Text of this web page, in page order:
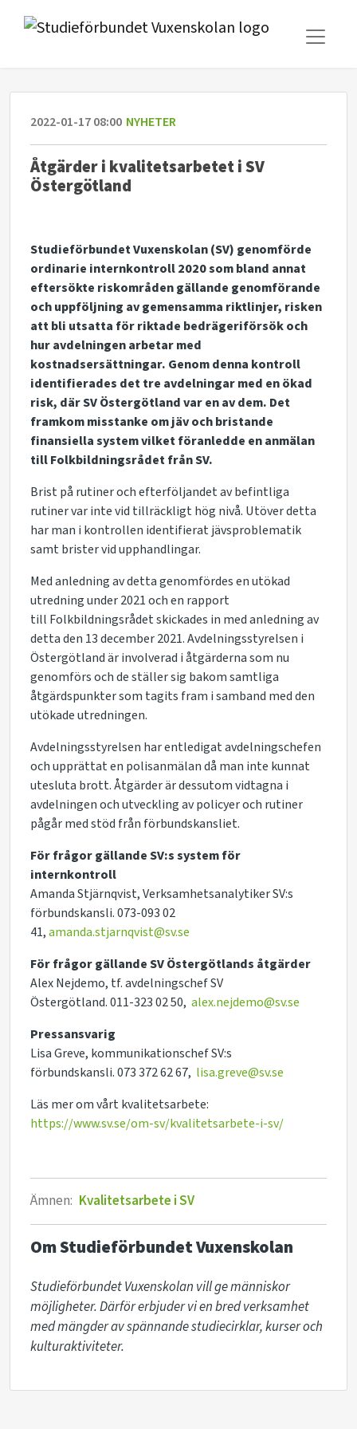
2022-01-17 08:00 NYHETER
Åtgärder i kvalitetsarbetet i SV
Östergötland
Studieförbundet Vuxenskolan (SV) genomförde
ordinarie internkontroll 2020 som bland annat
eftersökte riskområden gällande genomförande
och uppföljning av gemensamma riktlinjer, risken
att bli utsatta för riktade bedrägeriförsök och
hur avdelningen arbetar med
kostnadsersättningar. Genom denna kontroll
identifierades det tre avdelningar med en ökad
risk, där SV Östergötland var en av dem. Det
framkom misstanke om jäv och bristande
finansiella system vilket föranledde en anmälan
till Folkbildningsrådet från SV.
Brist på rutiner och efterföljandet av befintliga
rutiner var inte vid tillräckligt hög nivå. Utöver detta
har man i kontrollen identifierat jävsproblematik
samt brister vid upphandlingar.
Med anledning av detta genomfördes en utökad
utredning under 2021 och en rapport
till Folkbildningsrådet skickades in med anledning av
detta den 13 december 2021.Avdelningsstyrelsen i
Östergötland är involverad i åtgärderna som nu
genomförs och de ställer sig bakom samtliga
åtgärdspunkter som tagits fram i samband med den
utökade utredningen.
Avdelningsstyrelsen har entledigat avdelningschefen
och upprättat en polisanmälan då man inte kunnat
utesluta brott. Åtgärderär dessutomvidtagna i
avdelningenoch utveckling av policyer och rutiner
pågår med stöd från förbundskansliet.
För frågor gällandeSV:s system för
internkontroll
AmandaStjärnqvist,VerksamhetsanalytikerSV:s
förbundskansli.073-093 02
41,amanda.stjarnqvist@sv.se
För frågor gällande SV Östergötlands åtgärder
AlexNejdemo, tf. avdelningschefSV
Östergötland.011-323 02 50, alex.nejdemo@sv.se
Pressansvarig
LisaGreve, kommunikationschefSV:s
förbundskansli.073 372 62 67, lisa.greve@sv.se
Läs mer om vårt kvalitetsarbete:
https://www.sv.se/om-sv/kvalitetsarbete-i-sv/
Ämnen: Kvalitetsarbete i SV
Om Studieförbundet Vuxenskolan
Studieförbundet Vuxenskolan vill ge människor
möjligheter. Därför erbjuder vi en bred verksamhet
med mängder av spännande studiecirklar, kurser och
kulturaktiviteter.